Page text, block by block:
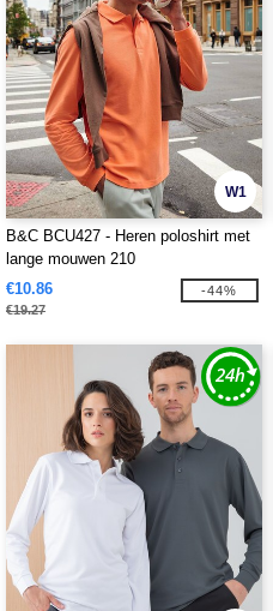
W1
B&C BCU427 - Heren poloshirt met
lange mouwen 210
€10.86
€19.27
-44%